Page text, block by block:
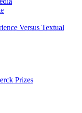
Versus Textual
Prizes